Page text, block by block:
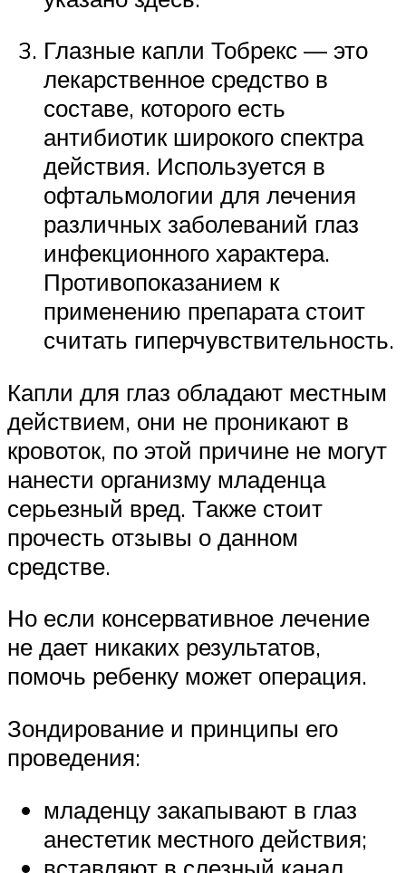
Глазные капли Тобрекс — это
лекарственное средство в
составе, которого есть
антибиотик широкого спектра
действия. Используется в
офтальмологии для лечения
различных заболеваний глаз
инфекционного характера.
Противопоказанием к
применению препарата стоит
считать гиперчувствительность.
Капли для глаз обладают местным
действием, они не проникают в
кровоток, по этой причине не могут
нанести организму младенца
серьезный вред. Также стоит
прочесть отзывы о данном
средстве.
Но если консервативное лечение
не дает никаких результатов,
помочь ребенку может операция.
Зондирование и принципы его
проведения:
младенцу закапывают в глаз
анестетик местного действия;